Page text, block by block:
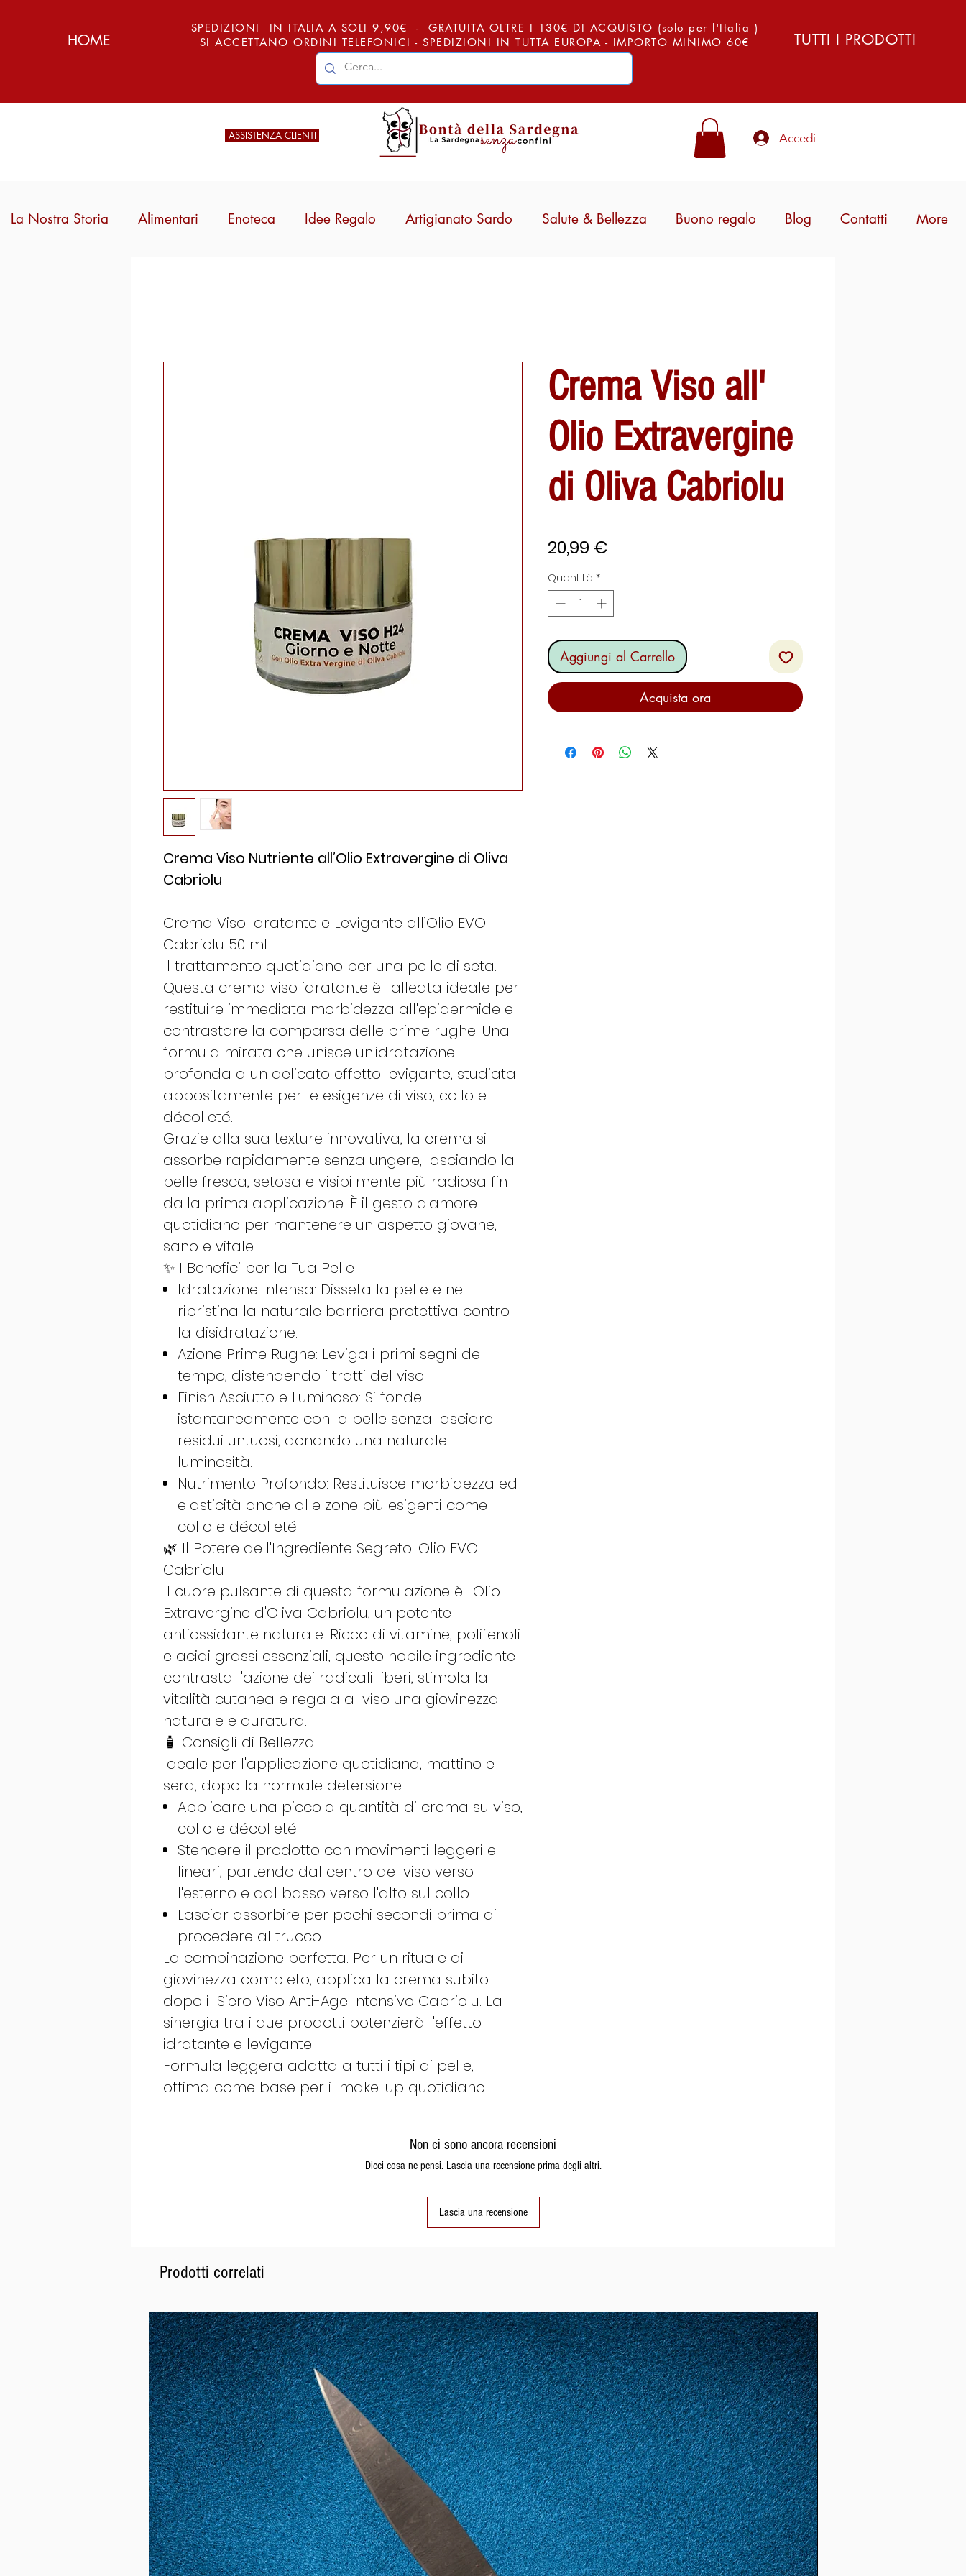
HOME
SPEDIZIONI IN ITALIA A SOLI 9,90€ - GRATUITA OLTRE I 130€ DI ACQUISTO (solo per l'Italia )
SI ACCETTANO ORDINI TELEFONICI - SPEDIZIONI IN TUTTA EUROPA - IMPORTO MINIMO 60€
TUTTI I PRODOTTI
ASSISTENZA CLIENTI Accedi
La Nostra Storia Alimentari Enoteca Idee Regalo Artigianato Sardo Salute & Bellezza Buono regalo Blog Contatti More
Crema Viso Nutriente all’Olio Extravergine di Oliva
Cabriolu
Crema Viso Idratante e Levigante all’Olio EVO
Cabriolu 50 ml
Il trattamento quotidiano per una pelle di seta.
Questa crema viso idratante è l'alleata ideale per
restituire immediata morbidezza all'epidermide e
contrastare la comparsa delle prime rughe. Una
formula mirata che unisce un'idratazione
profonda a un delicato effetto levigante, studiata
appositamente per le esigenze di viso, collo e
décolleté.
Grazie alla sua texture innovativa, la crema si
assorbe rapidamente senza ungere, lasciando la
pelle fresca, setosa e visibilmente più radiosa fin
dalla prima applicazione. È il gesto d'amore
quotidiano per mantenere un aspetto giovane,
sano e vitale.
✨ I Benefici per la Tua Pelle
Idratazione Intensa: Disseta la pelle e ne
ripristina la naturale barriera protettiva contro
la disidratazione.
Azione Prime Rughe: Leviga i primi segni del
tempo, distendendo i tratti del viso.
Finish Asciutto e Luminoso: Si fonde
istantaneamente con la pelle senza lasciare
residui untuosi, donando una naturale
luminosità.
Nutrimento Profondo: Restituisce morbidezza ed
elasticità anche alle zone più esigenti come
collo e décolleté.
🌿 Il Potere dell'Ingrediente Segreto: Olio EVO
Cabriolu
Il cuore pulsante di questa formulazione è l'Olio
Extravergine d'Oliva Cabriolu, un potente
antiossidante naturale. Ricco di vitamine, polifenoli
e acidi grassi essenziali, questo nobile ingrediente
contrasta l'azione dei radicali liberi, stimola la
vitalità cutanea e regala al viso una giovinezza
naturale e duratura.
🧴 Consigli di Bellezza
Ideale per l'applicazione quotidiana, mattino e
sera, dopo la normale detersione.
Applicare una piccola quantità di crema su viso,
collo e décolleté.
Stendere il prodotto con movimenti leggeri e
lineari, partendo dal centro del viso verso
l'esterno e dal basso verso l'alto sul collo.
Lasciar assorbire per pochi secondi prima di
procedere al trucco.
La combinazione perfetta: Per un rituale di
giovinezza completo, applica la crema subito
dopo il Siero Viso Anti-Age Intensivo Cabriolu. La
sinergia tra i due prodotti potenzierà l'effetto
idratante e levigante.
Formula leggera adatta a tutti i tipi di pelle,
ottima come base per il make-up quotidiano.
Crema Viso all'
Olio Extravergine
di Oliva Cabriolu
20,99 €
Quantità *
Aggiungi al Carrello
Acquista ora
Non ci sono ancora recensioni
Dicci cosa ne pensi. Lascia una recensione prima degli altri.
Lascia una recensione
Prodotti correlati